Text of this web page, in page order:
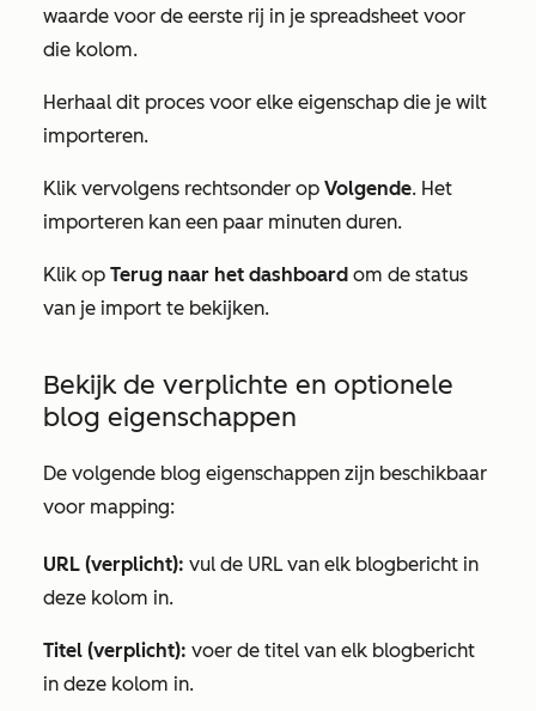
waarde voor de eerste rij in je spreadsheet voor
die kolom.
Herhaal dit proces voor elke eigenschap die je wilt
importeren.
Klik vervolgens rechtsonder op Volgende. Het
importeren kan een paar minuten duren.
Klik op Terug naar het dashboard om de status
van je import te bekijken.
Bekijk de verplichte en optionele
blog eigenschappen
De volgende blog eigenschappen zijn beschikbaar
voor mapping:
URL (verplicht): vul de URL van elk blogbericht in
deze kolom in.
Titel (verplicht): voer de titel van elk blogbericht
in deze kolom in.